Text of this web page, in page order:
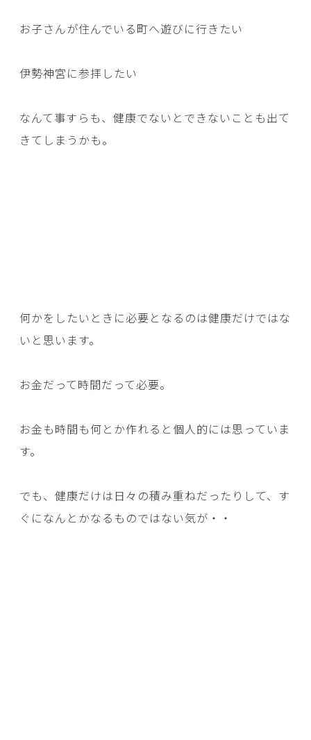
お子さんが住んでいる町へ遊びに行きたい
伊勢神宮に参拝したい
なんて事すらも、健康でないとできないことも出て
きてしまうかも。
何かをしたいときに必要となるのは健康だけではな
いと思います。
お金だって時間だって必要。
お金も時間も何とか作れると個人的には思っていま
す。
でも、健康だけは日々の積み重ねだったりして、す
ぐになんとかなるものではない気が・・